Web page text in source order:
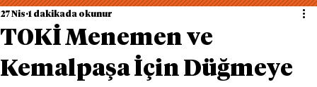
TOKİ Menemen ve
Kemalpaşa İçin Düğmeye
27 Nis 1 dakikada okunur